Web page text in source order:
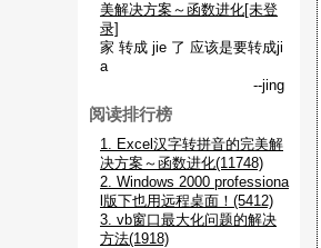
美解决方案～函数进化[未登
录]
家 转成 jie 了 应该是要转成ji
a
--jing
阅读排行榜
1. Excel汉字转拼音的完美解
决方案～函数进化(11748)
2. Windows 2000 professiona
l版下也用远程桌面！(5412)
3. vb窗口最大化问题的解决
方法(1918)